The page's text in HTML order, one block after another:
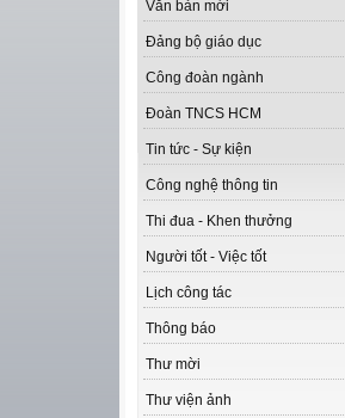
Văn bản mới
Đảng bộ giáo dục
Công đoàn ngành
Đoàn TNCS HCM
Tin tức - Sự kiện
Công nghệ thông tin
Thi đua - Khen thưởng
Người tốt - Việc tốt
Lịch công tác
Thông báo
Thư mời
Thư viện ảnh